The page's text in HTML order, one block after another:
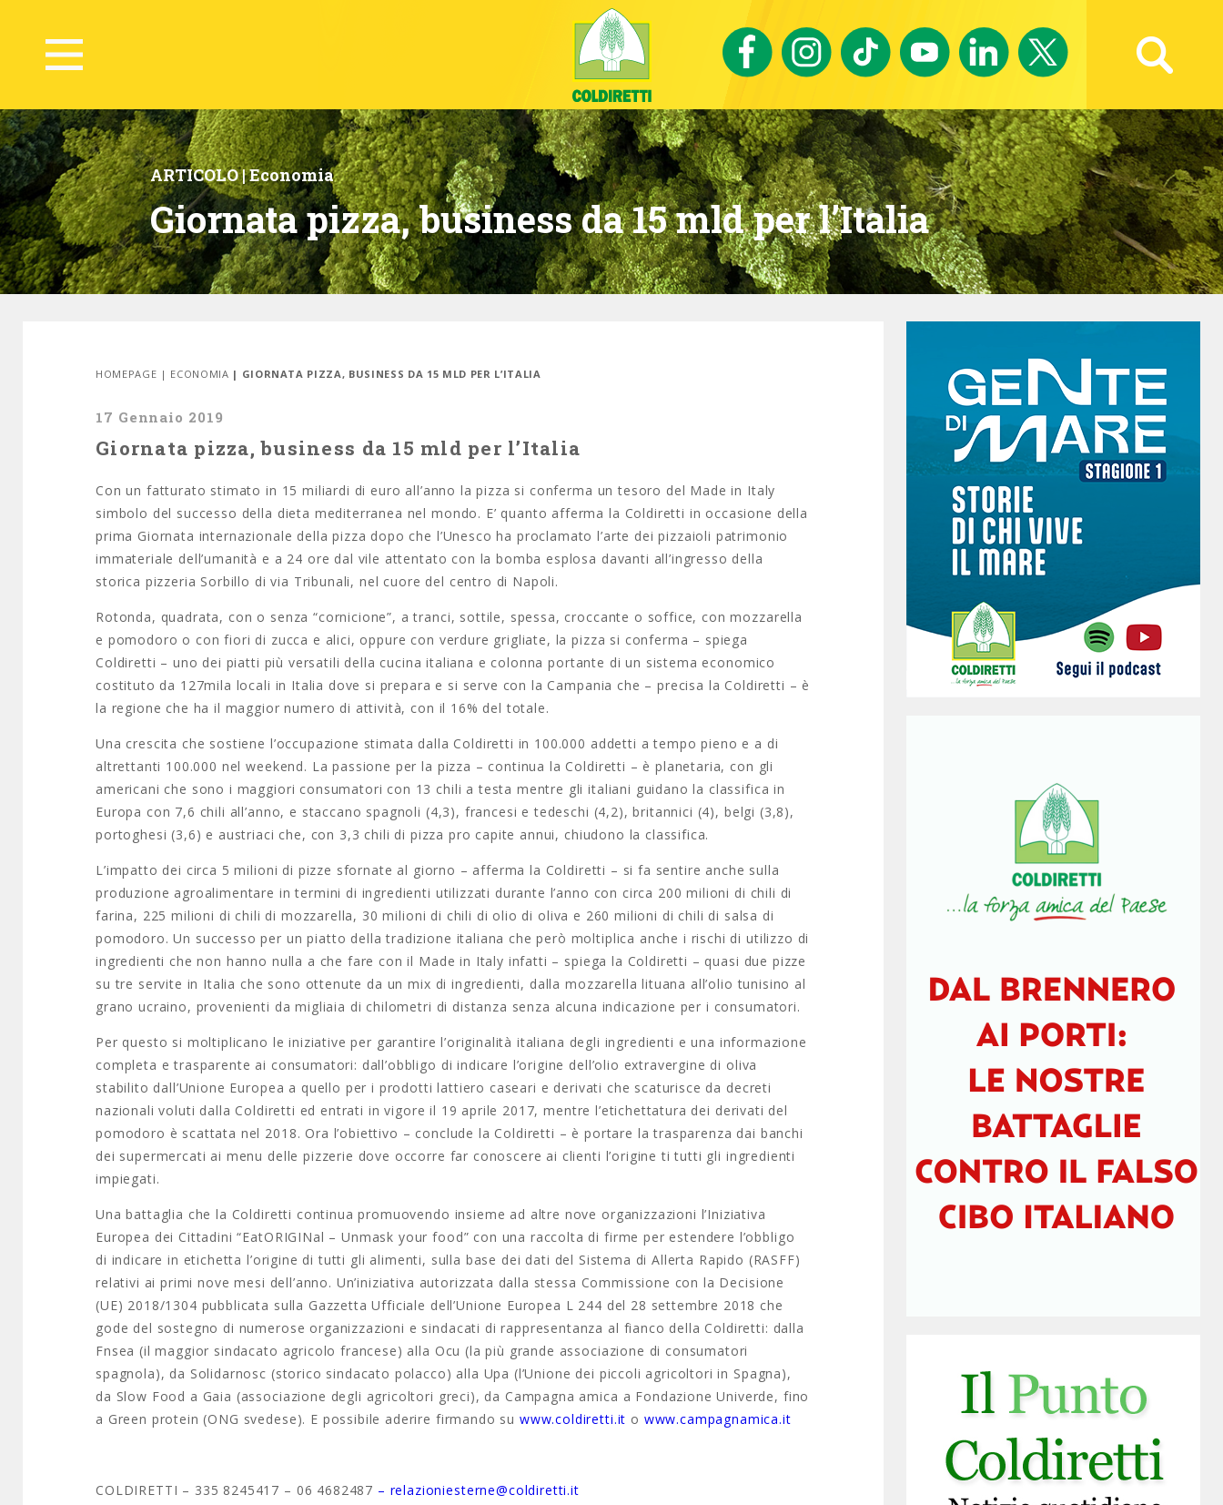
Ricerca avanzata
ARTICOLO |Economia
Giornata pizza, business da 15 mld per l’Italia
HOMEPAGE | ECONOMIA | GIORNATA PIZZA, BUSINESS DA 15 MLD PER L’ITALIA
17 Gennaio 2019
Giornata pizza, business da 15 mld per l’Italia
Con un fatturato stimato in 15 miliardi di euro all’anno la pizza si conferma un tesoro del Made in Italy
simbolo del successo della dieta mediterranea nel mondo. E’ quanto afferma la Coldiretti in occasione della
prima Giornata internazionale della pizza dopo che l’Unesco ha proclamato l’arte dei pizzaioli patrimonio
immateriale dell’umanità e a 24 ore dal vile attentato con la bomba esplosa davanti all’ingresso della
storica pizzeria Sorbillo di via Tribunali, nel cuore del centro di Napoli.
Rotonda, quadrata, con o senza “cornicione”, a tranci, sottile, spessa, croccante o soffice, con mozzarella
e pomodoro o con fiori di zucca e alici, oppure con verdure grigliate, la pizza si conferma – spiega
Coldiretti – uno dei piatti più versatili della cucina italiana e colonna portante di un sistema economico
costituto da 127mila locali in Italia dove si prepara e si serve con la Campania che – precisa la Coldiretti – è
la regione che ha il maggior numero di attività, con il 16% del totale.
Una crescita che sostiene l’occupazione stimata dalla Coldiretti in 100.000 addetti a tempo pieno e a di
altrettanti 100.000 nel weekend. La passione per la pizza – continua la Coldiretti – è planetaria, con gli
americani che sono i maggiori consumatori con 13 chili a testa mentre gli italiani guidano la classifica in
Europa con 7,6 chili all’anno, e staccano spagnoli (4,3), francesi e tedeschi (4,2), britannici (4), belgi (3,8),
portoghesi (3,6) e austriaci che, con 3,3 chili di pizza pro capite annui, chiudono la classifica.
L’impatto dei circa 5 milioni di pizze sfornate al giorno – afferma la Coldiretti – si fa sentire anche sulla
produzione agroalimentare in termini di ingredienti utilizzati durante l’anno con circa 200 milioni di chili di
farina, 225 milioni di chili di mozzarella, 30 milioni di chili di olio di oliva e 260 milioni di chili di salsa di
pomodoro. Un successo per un piatto della tradizione italiana che però moltiplica anche i rischi di utilizzo di
ingredienti che non hanno nulla a che fare con il Made in Italy infatti – spiega la Coldiretti – quasi due pizze
su tre servite in Italia che sono ottenute da un mix di ingredienti, dalla mozzarella lituana all’olio tunisino al
grano ucraino, provenienti da migliaia di chilometri di distanza senza alcuna indicazione per i consumatori.
Per questo si moltiplicano le iniziative per garantire l’originalità italiana degli ingredienti e una informazione
completa e trasparente ai consumatori: dall’obbligo di indicare l’origine dell’olio extravergine di oliva
stabilito dall’Unione Europea a quello per i prodotti lattiero caseari e derivati che scaturisce da decreti
nazionali voluti dalla Coldiretti ed entrati in vigore il 19 aprile 2017, mentre l’etichettatura dei derivati del
pomodoro è scattata nel 2018. Ora l’obiettivo – conclude la Coldiretti – è portare la trasparenza dai banchi
dei supermercati ai menu delle pizzerie dove occorre far conoscere ai clienti l’origine ti tutti gli ingredienti
impiegati.
Una battaglia che la Coldiretti continua promuovendo insieme ad altre nove organizzazioni l’Iniziativa
Europea dei Cittadini “EatORIGINal – Unmask your food” con una raccolta di firme per estendere l’obbligo
di indicare in etichetta l’origine di tutti gli alimenti, sulla base dei dati del Sistema di Allerta Rapido (RASFF)
relativi ai primi nove mesi dell’anno. Un’iniziativa autorizzata dalla stessa Commissione con la Decisione
(UE) 2018/1304 pubblicata sulla Gazzetta Ufficiale dell’Unione Europea L 244 del 28 settembre 2018 che
gode del sostegno di numerose organizzazioni e sindacati di rappresentanza al fianco della Coldiretti: dalla
Fnsea (il maggior sindacato agricolo francese) alla Ocu (la più grande associazione di consumatori
spagnola), da Solidarnosc (storico sindacato polacco) alla Upa (l’Unione dei piccoli agricoltori in Spagna),
da Slow Food a Gaia (associazione degli agricoltori greci), da Campagna amica a Fondazione Univerde, fino
a Green protein (ONG svedese). E possibile aderire firmando su www.coldiretti.it o www.campagnamica.it
COLDIRETTI – 335 8245417 – 06 4682487 – relazioniesterne@coldiretti.it